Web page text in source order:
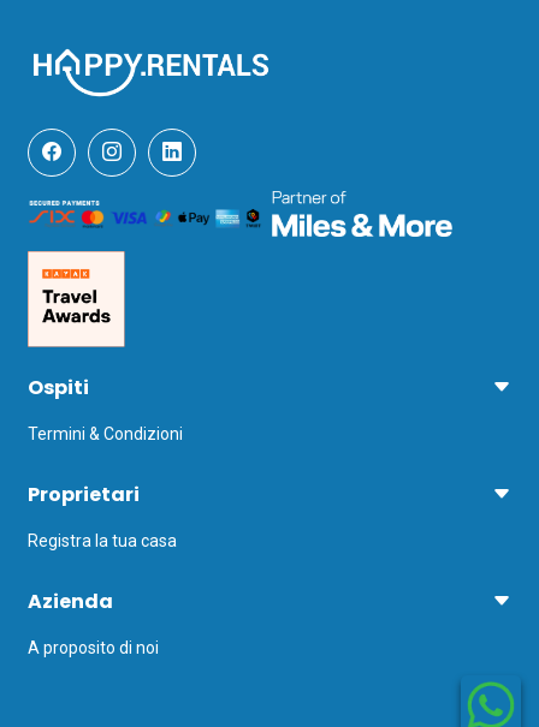
Ospiti
Termini & Condizioni
Proprietari
Registra la tua casa
Azienda
A proposito di noi